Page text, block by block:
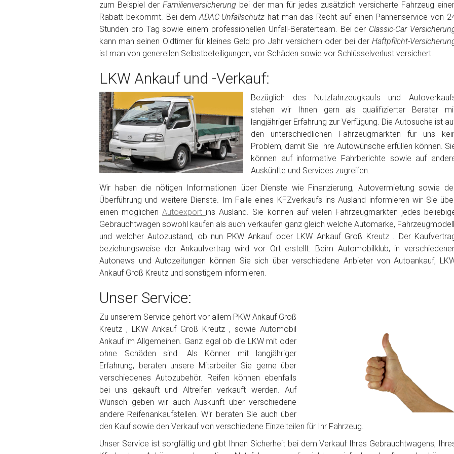
Fertig
Wie viel ist 10+2 ? *
zum Beispiel der Familienversicherung bei der man für jedes zusätzlich versicherte Fahrzeug
Rabatt bekommt. Bei demADAC-Unfallschutz hat man das Recht auf einen Pannenservice von
Stunden pro Tag sowie einem professionellen Unfall-Beraterteam. Bei der Classic-Car
kann man seinen Oldtimer für kleines Geld pro Jahr versichern oder bei der Haftpflicht-
ist man von generellen Selbstbeteiligungen, vor Schäden sowie vor Schlüsselverlust versichert.
LKW Ankauf und -Verkauf:
Bezüglich des Nutzfahrzeugkaufs und
stehen wir Ihnen gern als qualifizierter Berater
langjähriger Erfahrung zur Verfügung. Die Autosuche ist
den unterschiedlichen Fahrzeugmärkten für uns
Problem, damit Sie Ihre Autowünsche erfüllen können.
können auf informative Fahrberichte sowie auf
Auskünfte und Services zugreifen.
Wir haben die nötigen Informationen über Dienste wie Finanzierung, Autovermietung sowie
Überführung und weitere Dienste. Im Falle eines KFZverkaufs ins Ausland informieren wir Sie
einen möglichenAutoexport ins Ausland. Sie können auf vielen Fahrzeugmärkten jedes
Gebrauchtwagen sowohl kaufen als auch verkaufen ganz gleich welche Automarke,
und welcher Autozustand, ob nun PKW Ankauf oder LKW Ankauf Groß Kreutz . Der
beziehungsweise der Ankaufvertrag wird vor Ort erstellt. Beim Automobilklub, in
Autonews und Autozeitungen können Sie sich über verschiedene Anbieter von Autoankauf,
Ankauf Groß Kreutz und sonstigem informieren.
Unser Service:
Zu unserem Service gehört vor allem PKW Ankauf Groß
Kreutz , LKW Ankauf Groß Kreutz , sowie Automobil
Ankauf im Allgemeinen. Ganz egal ob die LKW mit oder
ohne Schäden sind. Als Könner mit langjähriger
Erfahrung, beraten unsere Mitarbeiter Sie gerne über
verschiedenes Autozubehör. Reifen können ebenfalls
bei uns gekauft und Altreifen verkauft werden. Auf
Wunsch geben wir auch Auskunft über verschiedene
andere Reifenankaufstellen. Wir beraten Sie auch über
den Kauf sowie den Verkauf von verschiedene Einzelteilen für Ihr Fahrzeug.
Unser Service ist sorgfältig und gibt Ihnen Sicherheit bei dem Verkauf Ihres Gebrauchtwagens,